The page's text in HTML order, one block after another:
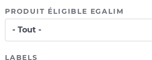
PRODUIT ÉLIGIBLE EGALIM
LABELS